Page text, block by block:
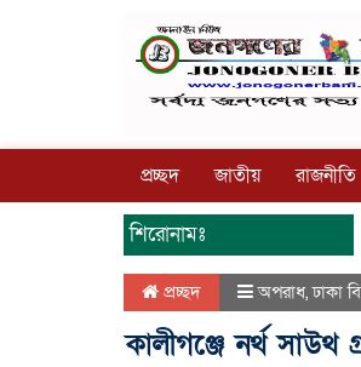
প্রচ্ছদ জাতীয় রাজনীতি
শিরোনামঃ
প্রচ্ছদ অপরাধ,ঢাকা
কালীগঞ্জে নর্থ